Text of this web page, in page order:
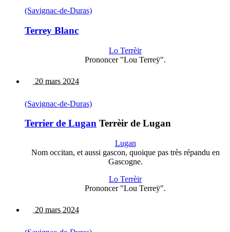
(Savignac-de-Duras)
Terrey Blanc
Lo Terrèir
Prononcer "Lou Terreÿ".
20 mars 2024
(Savignac-de-Duras)
Terrier de Lugan Terrèir de Lugan
Lugan
Nom occitan, et aussi gascon, quoique pas très répandu en
Gascogne.
Lo Terrèir
Prononcer "Lou Terreÿ".
20 mars 2024